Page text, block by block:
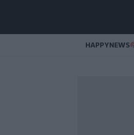
HAPPYNEWS